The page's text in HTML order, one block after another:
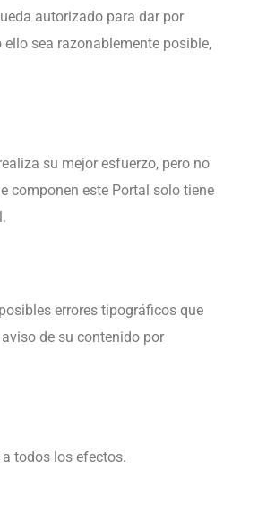
autorizado para dar por
sea razonablemente posible,
su mejor esfuerzo, pero no
componen este Portal solo tiene
errores tipográficos que
de su contenido por
todos los efectos.